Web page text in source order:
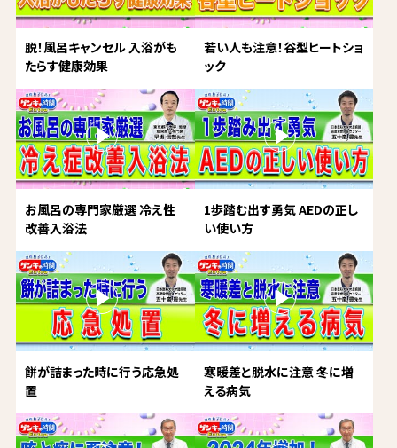
脱！風呂キャンセル 入浴がも
たらす健康効果
若い人も注意！谷型ヒートショ
ック
お風呂の専門家厳選 冷え性
改善入浴法
1歩踏む出す勇気 AEDの正し
い使い方
餅が詰まった時に行う応急処
置
寒暖差と脱水に注意 冬に増
える病気